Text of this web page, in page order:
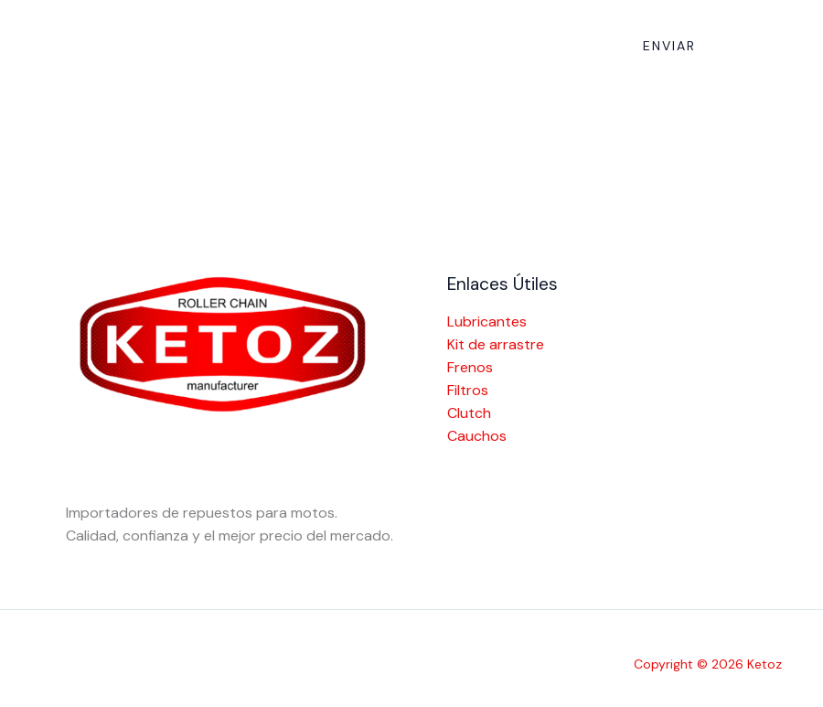
ENVIAR
Importadores de repuestos para motos.
Calidad, confianza y el mejor precio del mercado.
Enlaces Útiles
Lubricantes
Kit de arrastre
Frenos
Filtros
Clutch
Cauchos
Copyright © 2026 Ketoz